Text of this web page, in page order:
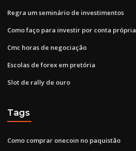
Regra um seminário de investimentos
Como faço para investir por conta própria
Cmc horas de negociação
Escolas de forex em pretória
Slot de rally de ouro
Tags
Como comprar onecoin no paquistão